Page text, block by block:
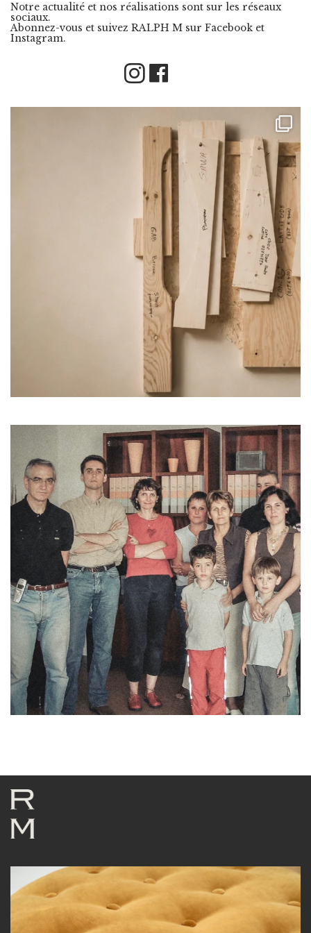
Notre actualité et nos réalisations sont sur les réseaux
sociaux.
Abonnez-vous et suivez RALPH M sur Facebook et
Instagram.
Instagram